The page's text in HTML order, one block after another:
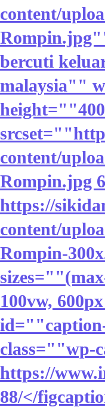
content/
bercuti
malaysia""
content/
Rompin.jpg
https://
content/
Rompin-
100vw,
class=""wp-
https://
88/</